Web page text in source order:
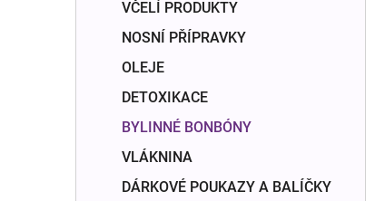
VČELÍ PRODUKTY
NOSNÍ PŘÍPRAVKY
OLEJE
DETOXIKACE
BYLINNÉ BONBÓNY
VLÁKNINA
DÁRKOVÉ POUKAZY A BALÍČKY